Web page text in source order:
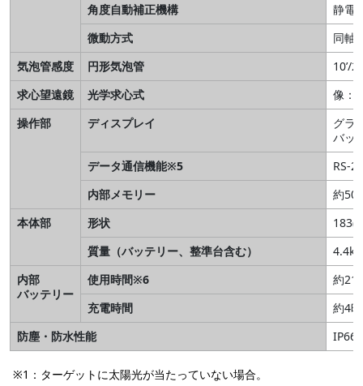
角度自動補正機構
静電
微動方式
同軸
気泡管感度
円形気泡管
10’/
求心望遠鏡
光学求心式
像：
操作部
ディスプレイ
グラ
バッ
データ通信機能※5
RS-
内部メモリー
約
本体部
形状
183(
質量（バッテリー、整準台含む）
内部
バッテリー
使用時間※6
約21
充電時間
約4
防塵・防水性能
IP66
※1：ターゲットに太陽光が当たっていない場合。